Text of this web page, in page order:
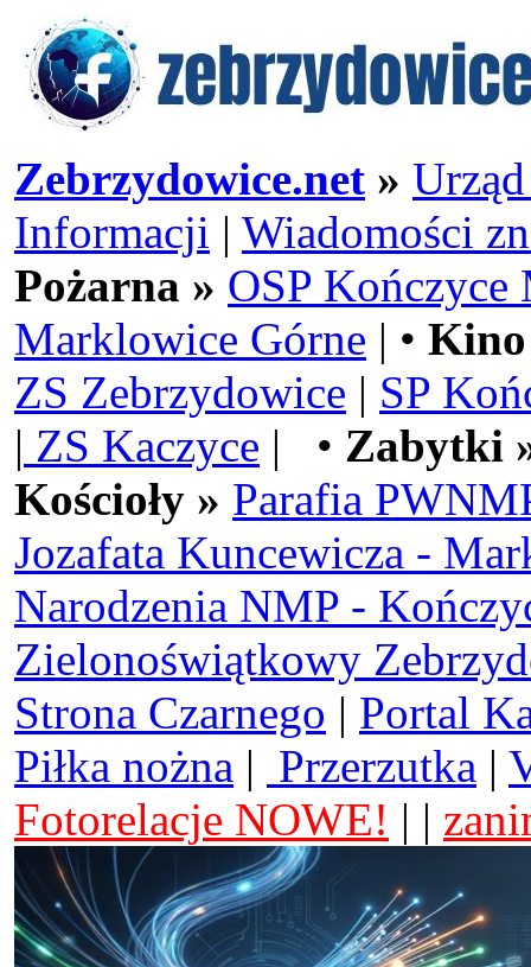
Zebrzydowice.net »
Informacji | Wiadomości
Pożarna » OSP Kończyce
Marklowice Górne | •
ZS Zebrzydowice | SP
| ZS Kaczyce | • Zabytki
Kościoły » Parafia
Jozafata Kuncewicza -
Narodzenia NMP -
Zielonoświątkowy
Strona Czarnego | Portal
Piłka nożna | Przerzutka |
Fotorelacje NOWE! | |